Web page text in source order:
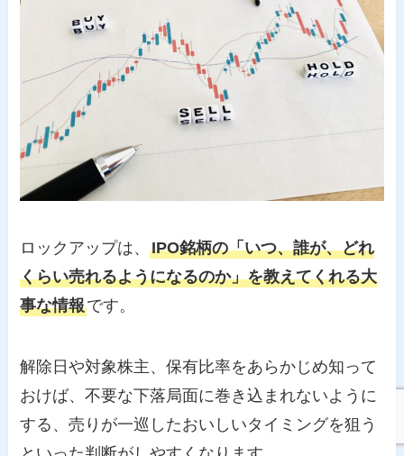
ロックアップは、IPO銘柄の「いつ、誰が、どれ
くらい売れるようになるのか」を教えてくれる大
事な情報です。
解除日や対象株主、保有比率をあらかじめ知って
おけば、不要な下落局面に巻き込まれないように
する、売りが一巡したおいしいタイミングを狙う